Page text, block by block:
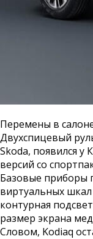
Перемены в
Двухспицевый
Skoda, появился
версий со
Базовые приборы
виртуальных шкал
контурная
размер экрана
Словом, Kodiaq